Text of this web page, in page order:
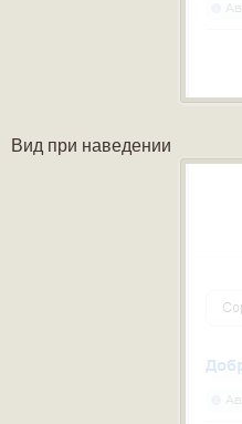
Вид при наведении